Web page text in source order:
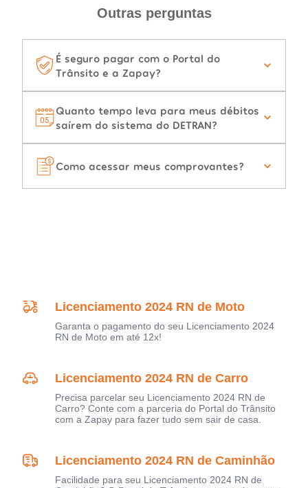
Outras perguntas
É seguro pagar com o Portal do
Trânsito e a Zapay?
Quanto tempo leva para meus débitos
saírem do sistema do DETRAN?
Como acessar meus comprovantes?
Licenciamento 2024 RN de Moto
Garanta o pagamento do seu Licenciamento 2024
RN de Moto em até 12x!
Licenciamento 2024 RN de Carro
Precisa parcelar seu Licenciamento 2024 RN de
Carro? Conte com a parceria do Portal do Trânsito
com a Zapay para fazer tudo sem sair de casa.
Licenciamento 2024 RN de Caminhão
Facilidade para seu Licenciamento 2024 RN de